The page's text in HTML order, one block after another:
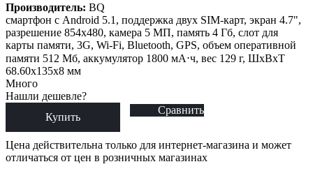
Производитель: BQ
смартфон с Android 5.1, поддержка двух SIM-карт, экран 4.7",
разрешение 854x480, камера 5 МП, память 4 Гб, слот для
карты памяти, 3G, Wi-Fi, Bluetooth, GPS, объем оперативной
памяти 512 Мб, аккумулятор 1800 мА⋅ч, вес 129 г, ШxВxТ
68.60x135x8 мм
Много
Нашли дешевле?
Купить
Сравнить
Цена действительна только для интернет-магазина и может
отличаться от цен в розничных магазинах